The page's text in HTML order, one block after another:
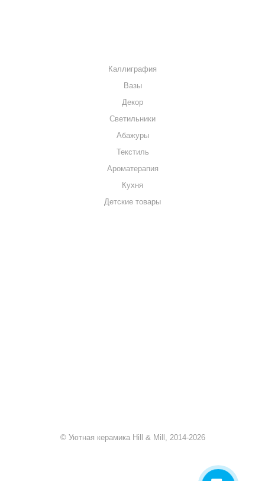
Каллиграфия
Вазы
Декор
Светильники
Абажуры
Текстиль
Ароматерапия
Кухня
Детские товары
© Уютная керамика Hill & Mill, 2014-2026